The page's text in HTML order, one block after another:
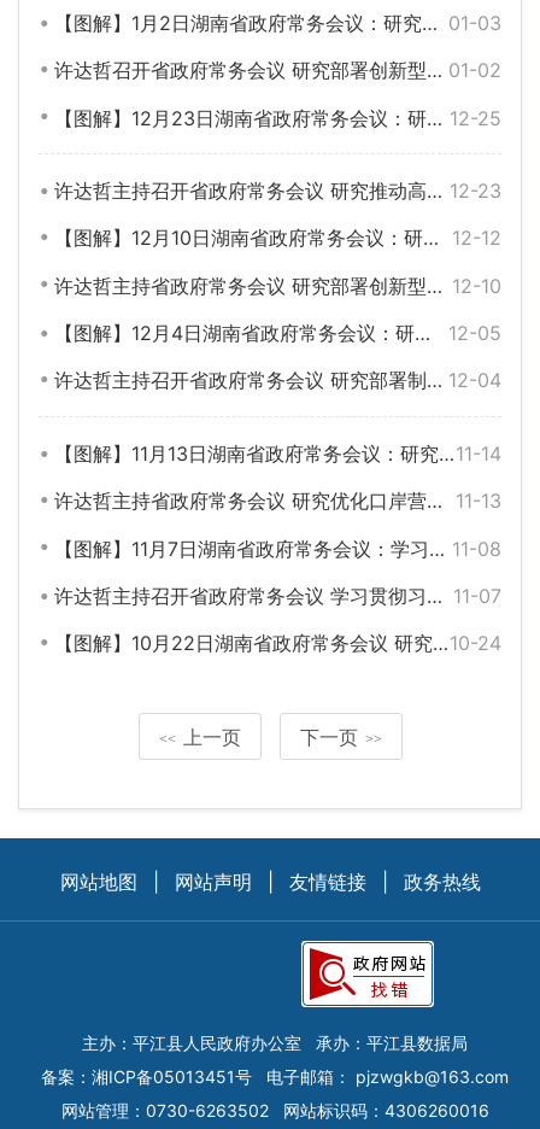
01-03
【图解】1月2日湖南省政府常务会议：研究部署创新型省份建设等工作
01-02
许达哲召开省政府常务会议 研究部署创新型省份建设等工作
12-25
【图解】12月23日湖南省政府常务会议：研究推动高质量发展等工作
12-23
许达哲主持召开省政府常务会议 研究推动高质量发展等工作
12-12
【图解】12月10日湖南省政府常务会议：研究部署创新型省份建设等工作
12-10
许达哲主持省政府常务会议 研究部署创新型省份建设等工作
12-05
【图解】12月4日湖南省政府常务会议：研究部署制造业与互联网融合发展等工作
12-04
许达哲主持召开省政府常务会议 研究部署制造业与互联网融合发展等工作
11-14
【图解】11月13日湖南省政府常务会议：研究优化口岸营商环境等工作
11-13
许达哲主持省政府常务会议 研究优化口岸营商环境等工作
11-08
【图解】11月7日湖南省政府常务会议：学习贯彻习近平总书记近期重要讲话精神 研究推动跨境电商发展等工作
11-07
许达哲主持召开省政府常务会议 学习贯彻习近平总书记近期重要讲话精神 研究推动跨境电商发展等工作
10-24
【图解】10月22日湖南省政府常务会议 研究部署“十三五”规划中期评估等工作
<< 上一页 下一页 >>
网站地图 网站声明 友情链接 政务热线
主办：平江县人民政府办公室
承办：平江县数据局
备案： 湘ICP备05013451号 电子邮箱： pjzwgkb@163.com
网站管理：0730-6263502
网站标识码：4306260016